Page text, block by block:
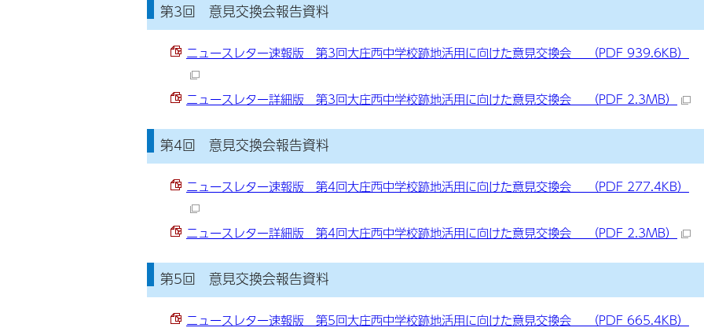
第3回 意見交換会報告資料
ニュースレター速報版 第3回大庄西中学校跡地活用に向けた意見交換会 （PDF 939.6KB）
ニュースレター詳細版 第3回大庄西中学校跡地活用に向けた意見交換会 （PDF 2.3MB）
第4回 意見交換会報告資料
ニュースレター速報版 第4回大庄西中学校跡地活用に向けた意見交換会 （PDF 277.4KB）
ニュースレター詳細版 第4回大庄西中学校跡地活用に向けた意見交換会 （PDF 2.3MB）
第5回 意見交換会報告資料
ニュースレター速報版 第5回大庄西中学校跡地活用に向けた意見交換会 （PDF 665.4KB）